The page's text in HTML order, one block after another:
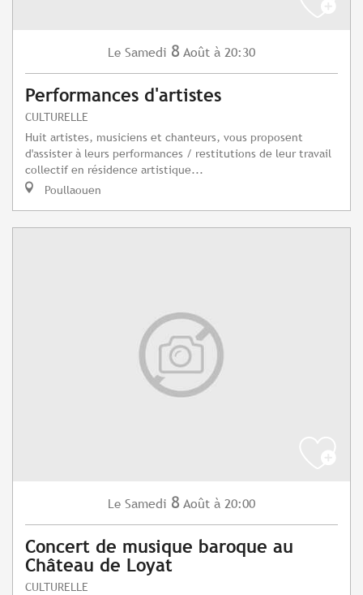
Le Samedi 8 Août à 20:30
Performances d'artistes
CULTURELLE
Huit artistes, musiciens et chanteurs, vous proposent
d'assister à leurs performances / restitutions de leur travail
collectif en résidence artistique...
Poullaouen
Le Samedi 8 Août à 20:00
Concert de musique baroque au
Château de Loyat
CULTURELLE